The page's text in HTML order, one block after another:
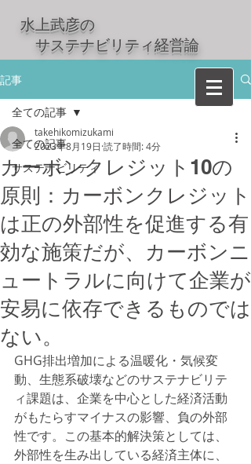
水上武彦の
​ サステナビリティ経営論
記事
全ての記事
サステナビリティ
全ての記事
カーボンクレジット10の
原則：カーボンクレジット
は正の外部性を促進する有
効な施策だが、カーボンニ
ュートラルに向けて企業が
安易に依存できるものでは
ない。
takehikomizukami
2023年8月19日 読了時間: 4分
GHG排出増加による温暖化・気候変
動、生態系破壊などのサステナビリテ
ィ課題は、企業を中心とした経済活動
がもたらすマイナスの影響、負の外部
性です。この基本的解決策としては、
外部性を生み出している経済主体に、